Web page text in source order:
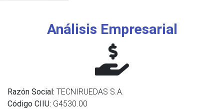
Análisis Empresarial
Razón Social: TECNIRUEDAS S.A.
Código CIIU: G4530.00